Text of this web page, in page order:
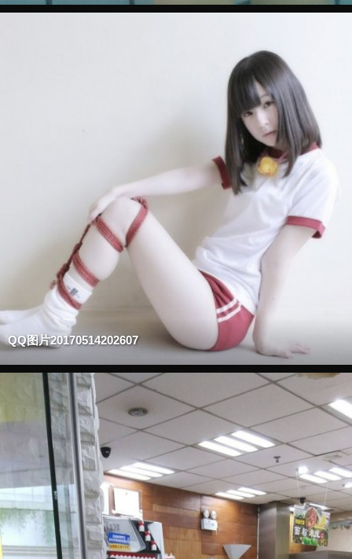
QQ图片20170514202607